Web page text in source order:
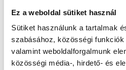
Ez a weboldal sütiket használ
Sütiket használunk a tartalmak
szabásához, közösségi
valamint weboldalforgalmunk
közösségi média-, hirdető- és
Nincs több